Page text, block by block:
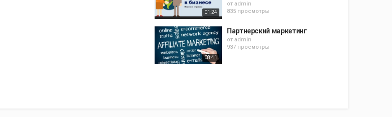
01:24
от admin
835 просмотры
08:41
Партнерский маркетинг
от admin
937 просмотры